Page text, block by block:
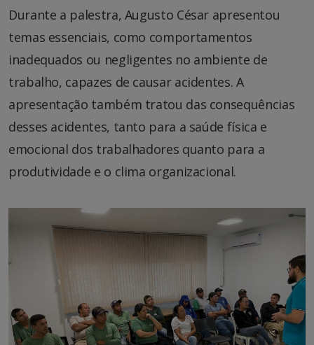
Durante a palestra, Augusto César apresentou
temas essenciais, como comportamentos
inadequados ou negligentes no ambiente de
trabalho, capazes de causar acidentes. A
apresentação também tratou das consequências
desses acidentes, tanto para a saúde física e
emocional dos trabalhadores quanto para a
produtividade e o clima organizacional.